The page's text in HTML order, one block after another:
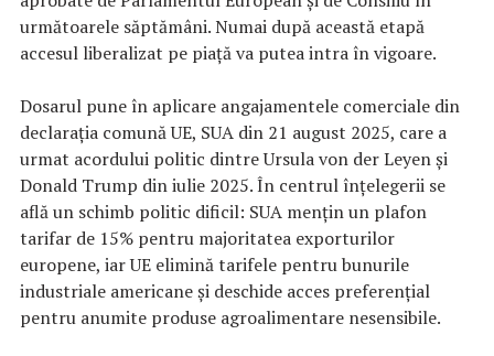
următoarele săptămâni. Numai după această etapă
accesul liberalizat pe piață va putea intra în vigoare.
Dosarul pune în aplicare angajamentele comerciale din
declarația comună UE, SUA din 21 august 2025, care a
urmat acordului politic dintre Ursula von der Leyen și
Donald Trump din iulie 2025. În centrul înțelegerii se
află un schimb politic dificil: SUA mențin un plafon
tarifar de 15% pentru majoritatea exporturilor
europene, iar UE elimină tarifele pentru bunurile
industriale americane și deschide acces preferențial
pentru anumite produse agroalimentare nesensibile.